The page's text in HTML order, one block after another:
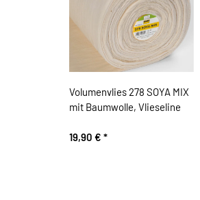
Volumenvlies 278 SOYA MIX
mit Baumwolle, Vlieseline
19,90 € *